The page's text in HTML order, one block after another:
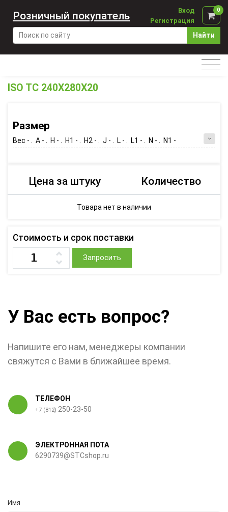
Найти
Вход
Регистрация
0
Розничный покупатель
ISO TC 240X280X20
Размер
Вес - . A - . H - . H1 - . H2 - . J - . L - . L1 - . N - . N1 -
Цена за штуку Количество
Товара нет в наличии
Стоимость и срок поставки
Запросить
У Вас есть вопрос?
Напишите его нам, менеджеры компании
свяжутся с Вами в ближайшее время.
ТЕЛЕФОН
+7 (812) 250-23-50
ЭЛЕКТРОННАЯ ПОТА
6290739@STCshop.ru
Имя